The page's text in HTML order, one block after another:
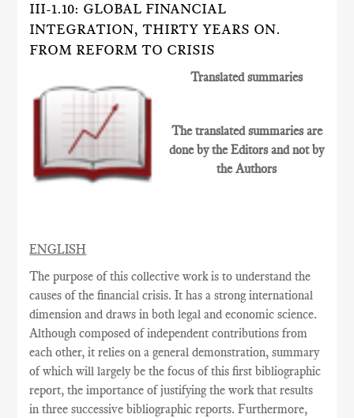
III-1.10: GLOBAL FINANCIAL
INTEGRATION, THIRTY YEARS ON.
FROM REFORM TO CRISIS
Translated summaries
The translated summaries are
done by the Editors and not by
the Authors
ENGLISH
The purpose of this collective work is to understand the
causes of the financial crisis. It has a strong international
dimension and draws in both legal and economic science.
Although composed of independent contributions from
each other, it relies on a general demonstration, summary
of which will largely be the focus of this first bibliographic
report, the importance of justifying the work that results
in three successive bibliographic reports. Furthermore,